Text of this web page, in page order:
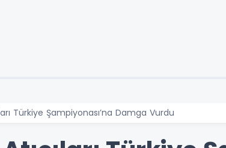
Türkiye Şampiyonası’na Damga Vurdu